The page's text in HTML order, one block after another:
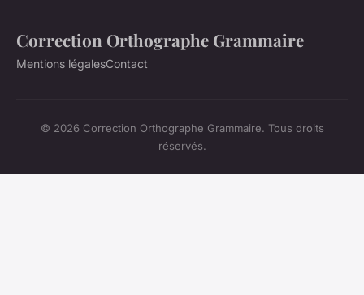
Correction Orthographe Grammaire
Mentions légalesContact
© 2026 Correction Orthographe Grammaire. Tous droits
réservés.